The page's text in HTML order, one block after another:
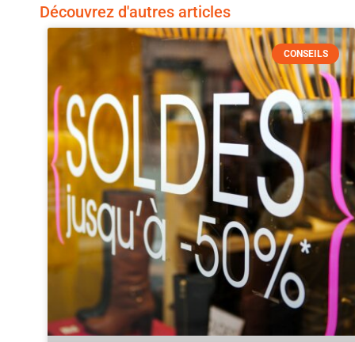
Découvrez d'autres articles
CONSEILS